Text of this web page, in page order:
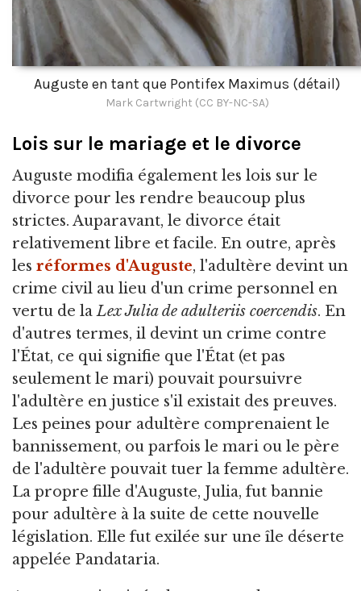
Auguste en tant que Pontifex Maximus (détail)
Mark Cartwright (CC BY-NC-SA)
Lois sur le mariage et le divorce
Auguste modifia également les lois sur le
divorce pour les rendre beaucoup plus
strictes. Auparavant, le divorce était
relativement libre et facile. En outre, après
les réformes d'Auguste, l'adultère devint un
crime civil au lieu d'un crime personnel en
vertu de laLex Julia de adulteriis coercendis. En
d'autres termes, il devint un crime contre
l'État, ce qui signifie que l'État (et pas
seulement le mari) pouvait poursuivre
l'adultère en justice s'il existait des preuves.
Les peines pour adultère comprenaient le
bannissement, ou parfois le mari ou le père
de l'adultère pouvait tuer la femme adultère.
La propre fille d'Auguste, Julia, fut bannie
pour adultère à la suite de cette nouvelle
législation. Elle fut exilée sur une île déserte
appelée Pandataria.